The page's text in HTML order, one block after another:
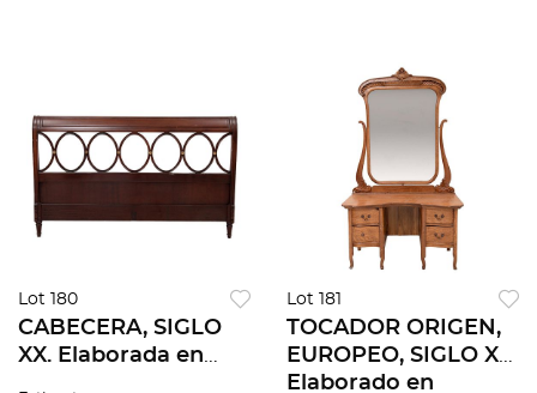
Lot 180
CABECERA, SIGLO
XX. Elaborada en
Lot 181
TOCADOR ORIGEN,
EUROPEO, SIGLO XX.
Elaborado en